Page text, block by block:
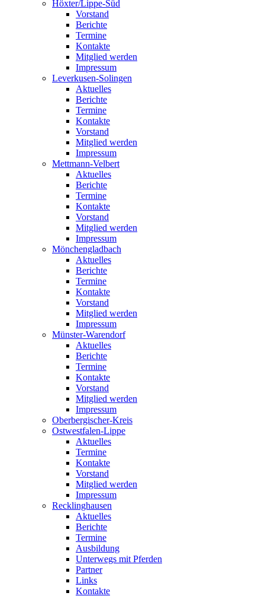
Höxter/Lippe-Süd
Vorstand
Berichte
Termine
Kontakte
Mitglied werden
Impressum
Leverkusen-Solingen
Aktuelles
Berichte
Termine
Kontakte
Vorstand
Mitglied werden
Impressum
Mettmann-Velbert
Aktuelles
Berichte
Termine
Kontakte
Vorstand
Mitglied werden
Impressum
Mönchengladbach
Aktuelles
Berichte
Termine
Kontakte
Vorstand
Mitglied werden
Impressum
Münster-Warendorf
Aktuelles
Berichte
Termine
Kontakte
Vorstand
Mitglied werden
Impressum
Oberbergischer-Kreis
Ostwestfalen-Lippe
Aktuelles
Termine
Kontakte
Vorstand
Mitglied werden
Impressum
Recklinghausen
Aktuelles
Berichte
Termine
Ausbildung
Unterwegs mit Pferden
Partner
Links
Kontakte